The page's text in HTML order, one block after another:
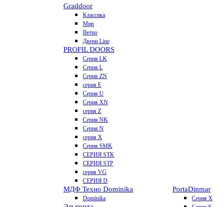
Graddoor
Классика
Мир
Ветро
Двери Line
PROFIL DOORS
Серия LK
Серия L
Серия ZN
серия E
Серия U
Серия XN
серия Z
Серия NK
Серия N
серия X
Серия SMK
СЕРИЯ STK
СЕРИЯ STP
серия VG
СЕРИЯ D
МДФ Техно Dominika
Dominika
PortaDinmar
Серия X